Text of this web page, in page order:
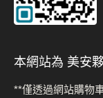
本網站為 美安
**僅透過網站購物